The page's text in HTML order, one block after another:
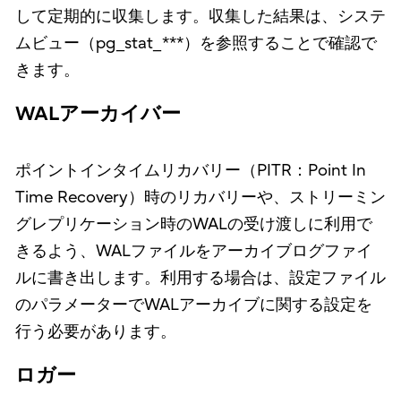
して定期的に収集します。収集した結果は、システ
ムビュー（pg_stat_***）を参照することで確認で
きます。
WALアーカイバー
ポイントインタイムリカバリー（PITR：Point In
Time Recovery）時のリカバリーや、ストリーミン
グレプリケーション時のWALの受け渡しに利用で
きるよう、WALファイルをアーカイブログファイ
ルに書き出します。利用する場合は、設定ファイル
のパラメーターでWALアーカイブに関する設定を
行う必要があります。
ロガー